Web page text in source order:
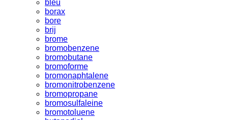
bleu
borax
bore
brij
brome
bromobenzene
bromobutane
bromoforme
bromonaphtalene
bromonitrobenzene
bromopropane
bromosulfaleine
bromotoluene